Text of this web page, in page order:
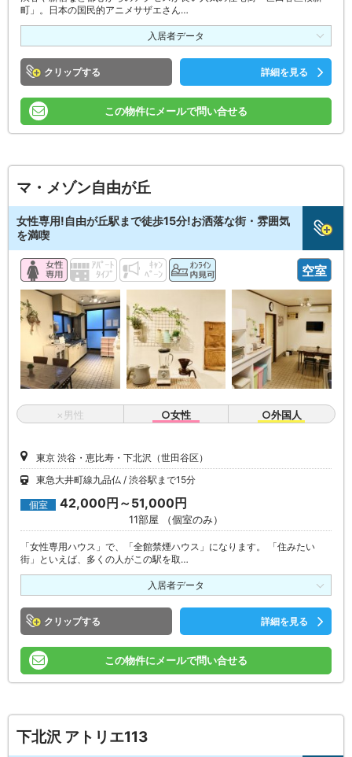
町」。日本の国民的アニメサザエさん…
入居者データ
クリップ 詳細を見る
この物件にメールで問い合せる
マ・メゾン自由が丘
女性専用!自由が丘駅まで徒歩15分!お洒落な街・雰囲気
を満喫
空室
×男性 ○女性 ○外国人
東京 渋谷・恵比寿・下北沢（世田谷区）
東急大井町線九品仏
渋谷駅まで15分
個室 42,000円～51,000円
11部屋 （個室のみ）
「女性専用ハウス」で、「全館禁煙ハウス」になります。 「住みたい
街」といえば、多くの人がこの駅を取…
入居者データ
クリップ 詳細を見る
この物件にメールで問い合せる
下北沢 アトリエ113